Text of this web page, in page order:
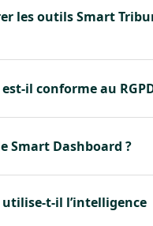
les outils Smart
il conforme au
Smart Dashboard ?
t-il l’intelligence